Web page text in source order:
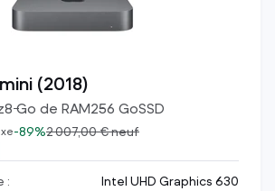
(2018)
8Go de RAM256 GoSSD
-89%2 007,00 €neuf
:
Intel UHD Graphics 630